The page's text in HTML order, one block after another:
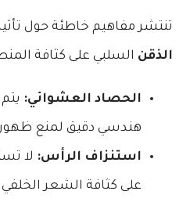
تنتشر مفاهيم خاطئة حول
الذقن السلبي على كثافة
الحصاد العشوائي:
هندسي دقيق لمنع
استنزاف الرأس: لا
على كثافة الشعر